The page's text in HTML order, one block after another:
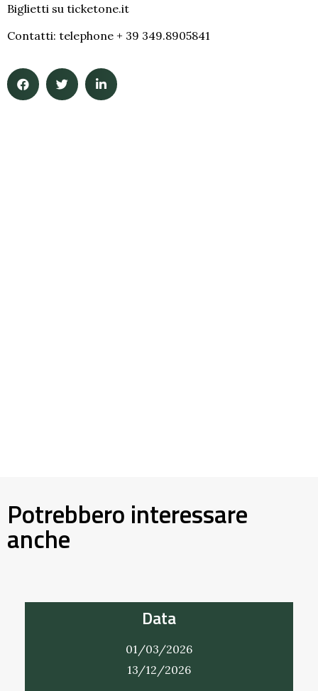
Biglietti su ticketone.it
Contatti: telephone + 39 349.8905841
Potrebbero interessare
anche
01/03/2026